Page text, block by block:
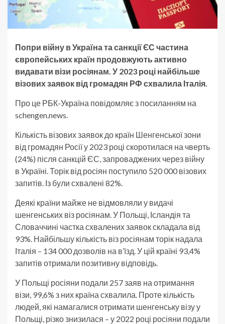
Попри війну в Україна та санкції ЄС частина
європейських країн продовжують активно
видавати візи росіянам. У 2023 році найбільше
візових заявок від громадян РФ схвалила Італія.
Про це РБК-Україна повідомляє з посиланням на
schengen.news.
Кількість візових заявок до країн Шенгенської зони
від громадян Росії у 2023 році скоротилася на чверть
(24%) після санкцій ЄС, запроваджених через війну
в Україні. Торік від росіян поступило 520 000 візових
запитів. Із були схвалені 82%.
Деякі країни майже не відмовляли у видачі
шенгенських віз росіянам. У Польщі, Ісландія та
Словаччині частка схвалених заявок складала від
93%. Найбільшу кількість віз росіянам торік надала
Італія – 134 000 дозволів на в’їзд. У цій країні 93,4%
запитів отримали позитивну відповідь.
У Польщі росіяни подали 257 заяв на отримання
візи, 99,6% з них країна схвалила. Проте кількість
людей, які намагалися отримати шенгенську візу у
Польщі, різко знизилася – у 2022 році росіяни подали